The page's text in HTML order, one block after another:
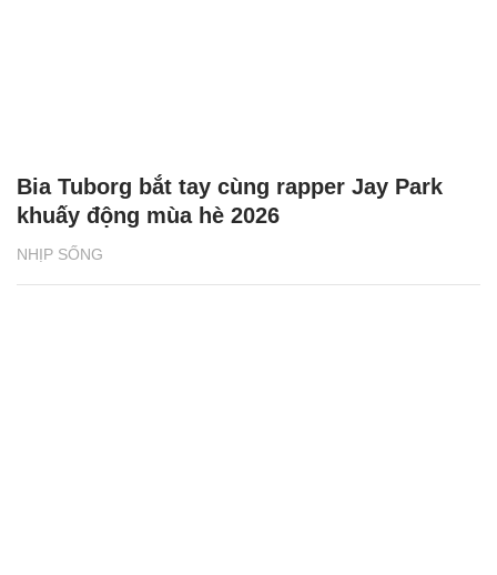
NHỊP SỐNG
Bia Tuborg bắt tay cùng rapper Jay Park
khuấy động mùa hè 2026